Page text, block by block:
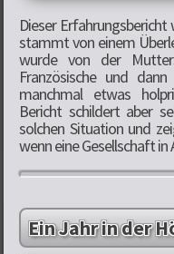
Dieser
stammt von einem
wurde von der
Französische und
manchmal etwas
Bericht schildert aber
solchen Situation und
wenn eine Gesellschaft
Ein Jahr in der